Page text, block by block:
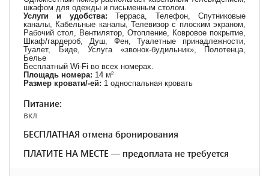
шкафом для одежды и письменным столом.
Услуги и удобства:Терраса, Телефон, Спутниковые
каналы, Кабельные каналы, Телевизор с плоским экраном,
Рабочий стол, Вентилятор, Отопление, Ковровое покрытие,
Шкаф/гардероб, Душ, Фен, Туалетные принадлежности,
Туалет, Биде, Услуга «звонок-будильник», Полотенца,
Белье
Бесплатный Wi-Fi во всех номерах.
Площадь номера: 14 м²
Размер кровати/-ей: 1 односпальная кровать
Питание:
вкл
БЕСПЛАТНАЯ отмена бронирования
ПЛАТИТЕ НА МЕСТЕ — предоплата не требуется